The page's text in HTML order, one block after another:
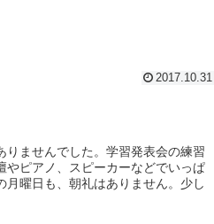
2017.10.31
ませんでした。学習発表会の練習
やピアノ、スピーカーなどでいっぱ
月曜日も、朝礼はありません。少し